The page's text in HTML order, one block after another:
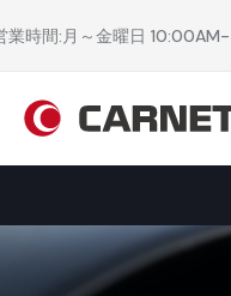
業時間:月～金曜日